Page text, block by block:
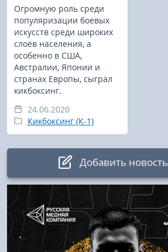
Огромную роль среди
популяризации боевых
искусств среди широких
слоёв населения, а
особенно в США,
Австралии, Японии и
странах Европы, сыграл
кикбоксинг.
24.06.2020
Кикбоксинг (К-1)
Добавить новость
Авторизация
Логин: